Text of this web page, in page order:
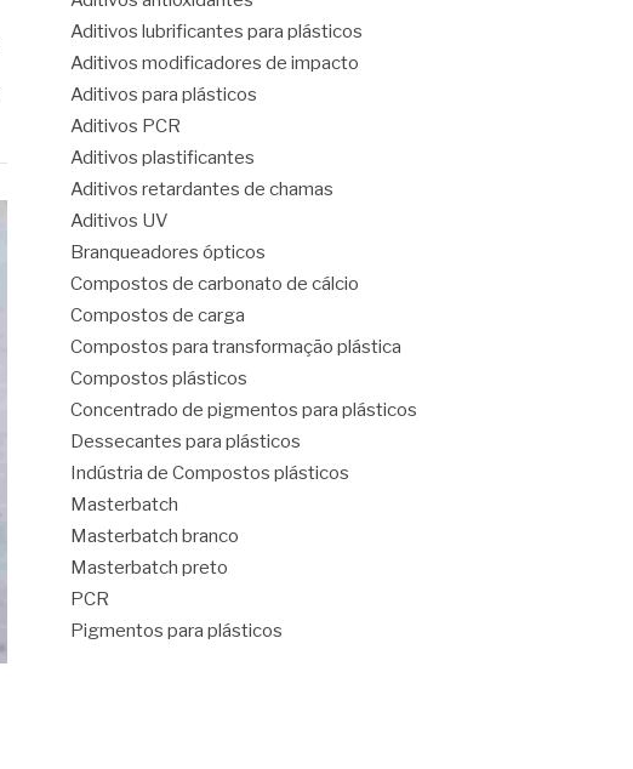
Aditivos lubrificantes para plásticos
Aditivos modificadores de impacto
Aditivos para plásticos
Aditivos PCR
Aditivos plastificantes
Aditivos retardantes de chamas
Aditivos UV
Branqueadores ópticos
Compostos de carbonato de cálcio
Compostos de carga
Compostos para transformação plástica
Compostos plásticos
Concentrado de pigmentos para plásticos
Dessecantes para plásticos
Indústria de Compostos plásticos
Masterbatch
Masterbatch branco
Masterbatch preto
PCR
Pigmentos para plásticos